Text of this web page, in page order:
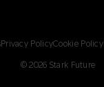
Privacy PolicyCookie Policy
©2026 Stark Future